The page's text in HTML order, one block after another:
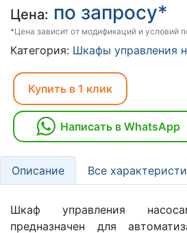
Цена: по запросу*
*Цена зависит от модификаций и условий
Категория: Шкафы управления
Купить в 1 клик
Написать в WhatsApp
Описание Все
Шкаф управления
предназначен для